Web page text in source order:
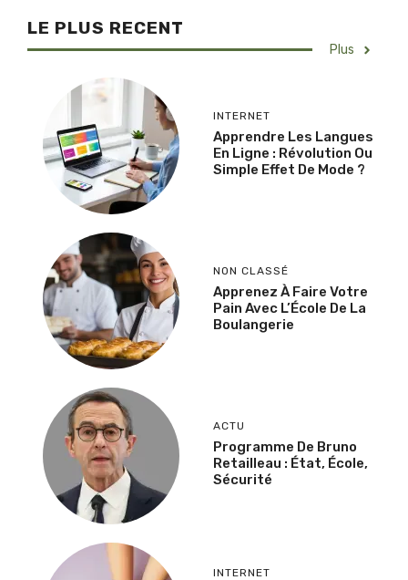
LE PLUS RECENT
Plus
INTERNET
Apprendre Les Langues
En Ligne : Révolution Ou
Simple Effet De Mode ?
NON CLASSÉ
Apprenez À Faire Votre
Pain Avec L’École De La
Boulangerie
ACTU
Programme De Bruno
Retailleau : État, École,
Sécurité
INTERNET